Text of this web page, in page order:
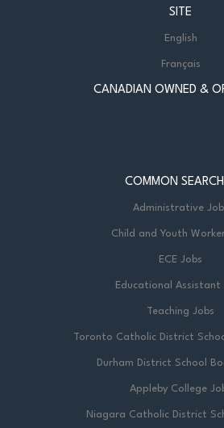
SITE
English
Français
CANADIAN OWNED &
COMMON
Administrative
Child and Youth
ECE Jobs
Educational Assistant
Teaching Jobs
Toronto Catholic District
Durham District School
Appleby College
Niagara Catholic District